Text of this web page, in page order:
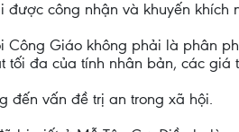
công nhận và khuyến khích
Công Giáo không phải là phân
đa của tính nhân bản, các giá
đến vấn đề trị an trong xã hội.